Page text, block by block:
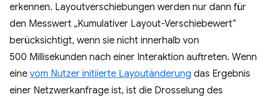
erkennen. Layoutverschiebungen werden nur dann für
den Messwert „Kumulativer Layout-Verschiebewert“
berücksichtigt, wenn sie nicht innerhalb von
500 Millisekunden nach einer Interaktion auftreten. Wenn
eine vom Nutzer initiierte Layoutänderung das Ergebnis
einer Netzwerkanfrage ist, ist die Drosselung des